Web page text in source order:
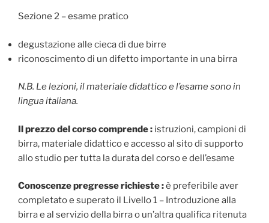
Sezione 2 – esame pratico
degustazione alle cieca di due birre
riconoscimento di un difetto importante in una birra
N.B. Le lezioni, il materiale didattico e l’esame sono in
lingua italiana.
Il prezzo del corso comprende : istruzioni, campioni di
birra, materiale didattico e accesso al sito di supporto
allo studio per tutta la durata del corso e dell’esame
Conoscenze pregresse richieste :è preferibile aver
completato e superato il Livello 1 – Introduzione alla
birra e al servizio della birra o un’altra qualifica ritenuta